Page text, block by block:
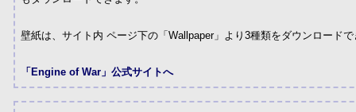
壁紙は、サイト内 ページ下の「Wallpaper」より3種類をダウンロード
「Engine of War」公式サイトへ